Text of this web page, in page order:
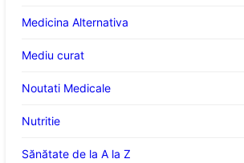
Medicina Alternativa
Mediu curat
Noutati Medicale
Nutritie
Sănătate de la A la Z